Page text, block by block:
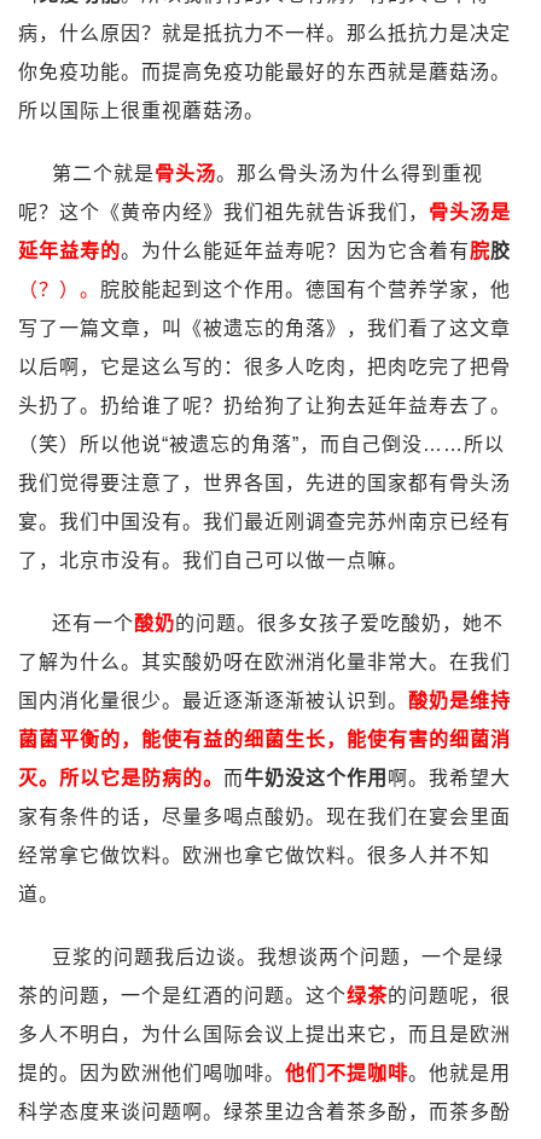
病，什么原因？就是抵抗力不一样。那么抵抗力是决定
你免疫功能。而提高免疫功能最好的东西就是蘑菇汤。
所以国际上很重视蘑菇汤。
第二个就是骨头汤。那么骨头汤为什么得到重视
呢？这个《黄帝内经》我们祖先就告诉我们， 骨头汤是
延年益寿的。为什么能延年益寿呢？因为它含着有脘胶
（？）。 脘胶能起到这个作用。德国有个营养学家，他
写了一篇文章，叫《被遗忘的角落》，我们看了这文章
以后啊，它是这么写的：很多人吃肉，把肉吃完了把骨
头扔了。扔给谁了呢？扔给狗了让狗去延年益寿去了。
（笑）所以他说“被遗忘的角落”，而自己倒没……所以
我们觉得要注意了，世界各国，先进的国家都有骨头汤
宴。我们中国没有。我们最近刚调查完苏州南京已经有
了，北京市没有。我们自己可以做一点嘛。
还有一个酸奶的问题。很多女孩子爱吃酸奶，她不
了解为什么。其实酸奶呀在欧洲消化量非常大。在我们
国内消化量很少。最近逐渐逐渐被认识到。 酸奶是维持
菌菌平衡的，能使有益的细菌生长，能使有害的细菌消
灭。所以它是防病的。 而牛奶没这个作用 啊。我希望大
家有条件的话，尽量多喝点酸奶。现在我们在宴会里面
经常拿它做饮料。欧洲也拿它做饮料。很多人并不知
道。
豆浆的问题我后边谈。我想谈两个问题，一个是绿
茶的问题，一个是红酒的问题。这个绿茶的问题呢，很
多人不明白，为什么国际会议上提出来它，而且是欧洲
提的。因为欧洲他们喝咖啡。 他们不提咖啡。他就是用
科学态度来谈问题啊。绿茶里边含着茶多酚，而茶多酚